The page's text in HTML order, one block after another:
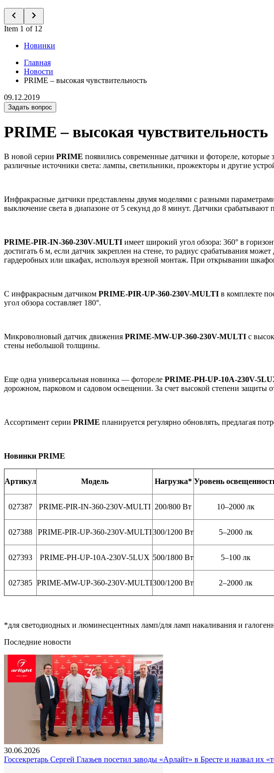
Item 1 of 12
Новинки
Главная
Новости
PRIME – высокая чувствительность
09.12.2019
Задать вопрос
PRIME – высокая чувствительность
В новой серии PRIME появились современные датчики и фотореле, которые
различные источники света: лампы, светильники, прожекторы и другие
Инфракрасные датчики представлены двумя моделями с разными
выключение света в диапазоне от 5 секунд до 8 минут. Датчики
PRIME-PIR-IN-360-230V-MULTI имеет широкий угол обзора: 360° в
достигать 6 м, если датчик закреплен на стене, то радиус срабатывания
гардеробных или шкафах, используя врезной монтаж. При открывании
С инфракрасным датчиком PRIME-PIR-UP-360-230V-MULTI в комплекте
угол обзора составляет 180°.
Микроволновый датчик движения PRIME-MW-UP-360-230V-MULTI с
стены небольшой толщины.
Еще одна универсальная новинка — фотореле PRIME-PH-UP-10A-230V-5
дорожном, парковом и садовом освещении. За счет высокой степени
Ассортимент серии PRIME планируется регулярно обновлять, предлагая
Новинки PRIME
Артикул Модель Нагрузка* Уровень
027387 PRIME-PIR-IN-360-230V-MULTI 200/800 Вт 10–2000 лк
027388 PRIME-PIR-UP-360-230V-MULTI300/1200 Вт 5–2000 лк
027393 PRIME-PH-UP-10A-230V-5LUX 500/1800 Вт 5–100 лк
027385 PRIME-MW-UP-360-230V-MULTI300/1200 Вт 2–2000 лк
*для светодиодных и люминесцентных ламп/для ламп накаливания и
Последние новости
30.06.2026
Госсекретарь Сергей Глазьев посетил заводы «Арлайт» в Бресте и назвал их